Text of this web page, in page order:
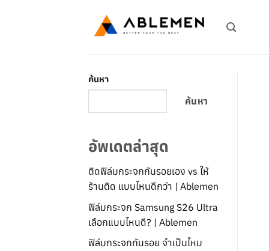
ค้นหา
ค้นหา
อัพเดตล่าสุด
ติดฟิล์มกระจกกันรอยเอง vs ให้
ร้านติด แบบไหนดีกว่า | Ablemen
ฟิล์มกระจก Samsung S26 Ultra
เลือกแบบไหนดี? | Ablemen
ฟิล์มกระจกกันรอย จำเป็นไหม